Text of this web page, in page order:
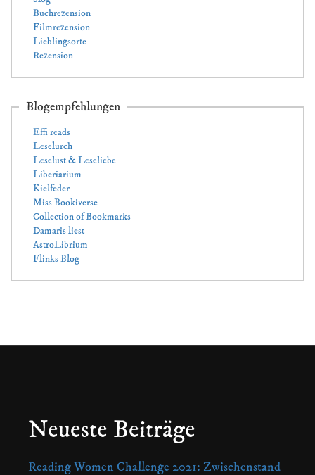
Buchrezension
Filmrezension
Lieblingsorte
Rezension
Blogempfehlungen
Effi reads
Leselurch
Leselust & Leseliebe
Liberiarium
Kielfeder
Miss Bookiverse
Collection of Bookmarks
Damaris liest
AstroLibrium
Flinks Blog
Neueste Beiträge
Reading Women Challenge 2021: Zwischenstand